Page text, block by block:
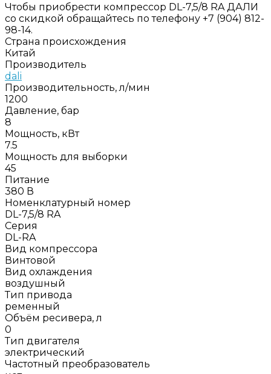
Чтобы приобрести компрессор DL-7,5/8 RA ДАЛИ
со скидкой обращайтесь по телефону +7 (904) 812-
98-14.
Страна происхождения
Китай
Производитель
dali
Производительность, л/мин
1200
Давление, бар
8
Мощность, кВт
7.5
Мощность для выборки
45
Питание
380 В
Номенклатурный номер
DL-7,5/8 RA
Серия
DL-RA
Вид компрессора
Винтовой
Вид охлаждения
воздушный
Тип привода
ременный
Объём ресивера, л
0
Тип двигателя
электрический
Частотный преобразователь